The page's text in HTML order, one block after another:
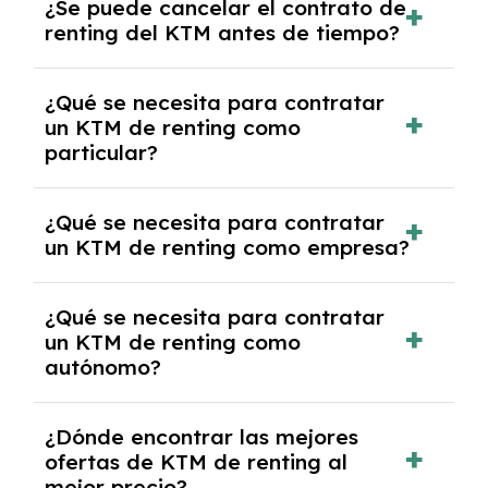
tendrás que pagar ningún tipo de entrada
salvo en casos que lo exija el proveedor
debido al resultado del estudio de viabilidad
económica.
¿Se puede cancelar el contrato de
renting del KTM antes de tiempo?
pero puede haber penalizaciones por
cancelación anticipada. Es importante revisar
las condiciones del contrato y hablar con un
experto que te asesore.
¿Qué se necesita para contratar
un KTM de renting como
particular?
y, en algunos casos, una consulta de solvencia
crediticia y un pago inicial.
¿Qué se necesita para contratar
un KTM de renting como empresa?
documentación financiera y, en algunos
casos, un informe de solvencia de la empresa
y un pago inicial.
¿Qué se necesita para contratar
un KTM de renting como
autónomo?
autónomos, justificante de ingresos y, en
algunos casos, un informe fiscal y un pago
¿Dónde encontrar las mejores
ofertas de KTM de renting al